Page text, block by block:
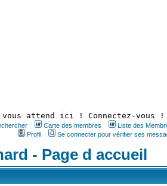
attend ici ! Connectez-vous !
Carte des membres
Liste des
Profil
Se connecter pour vérifier ses
- Page d accueil